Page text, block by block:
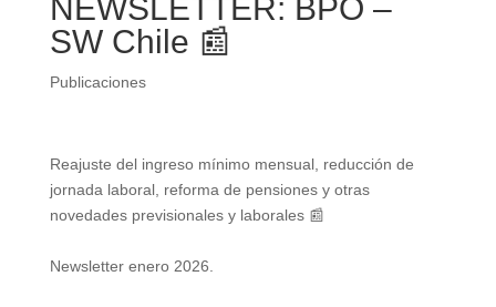
NEWSLETTER: BPO –
SW Chile 📰
Publicaciones
Reajuste del ingreso mínimo mensual, reducción de
jornada laboral, reforma de pensiones y otras
novedades previsionales y laborales 📰
Newsletter enero 2026.